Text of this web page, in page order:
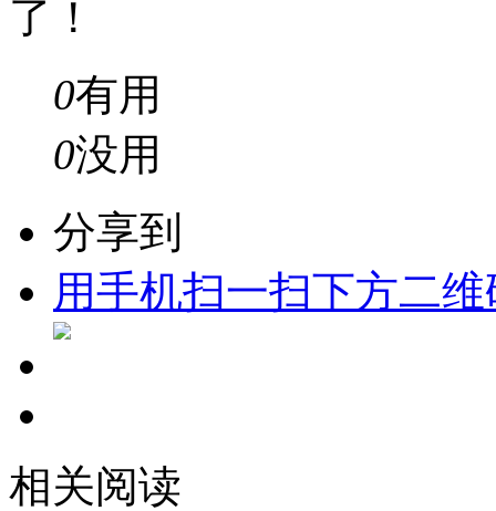
了！
0有用
0没用
分享到
用手机扫一扫下方二
相关阅读